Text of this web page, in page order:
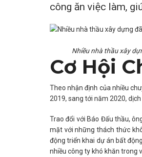
công ăn việc làm,
Nhiều nhà thầu xây
Cơ Hội
Theo nhận định của nhiều
2019, sang tới năm 2020,
Trao đổi với Báo Đấu thầu,
mặt với những thách thức
động triển khai dự án bất
nhiều công ty khó khăn trong